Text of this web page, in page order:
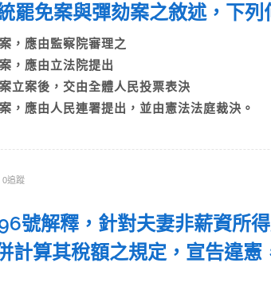
罷免案與彈劾案之敘述，下
，應由監察院審理之
，應由立法院提出
立案後，交由全體人民投票表決
，應由人民連署提出，並由憲法法庭裁決。
0追蹤
號解釋，針對夫妻非薪資所
計算其稅額之規定，宣告違